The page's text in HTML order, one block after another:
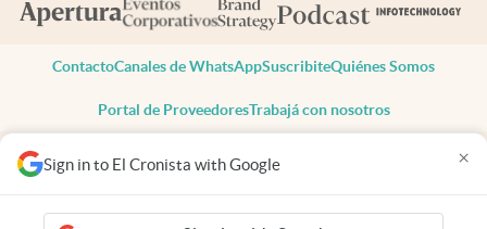
Sign in to El Cronista with Google ×
ContactoCanales de WhatsAppSuscribiteQuiénes Somos
Portal de ProveedoresTrabajá con nosotros
Todos los derechos reservados
Privacidad